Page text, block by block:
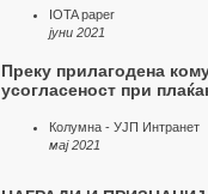
IOTA paper
јуни 2021
Преку прилагодена
усогласеност при
Колумна - УЈП Интранет
мај 2021